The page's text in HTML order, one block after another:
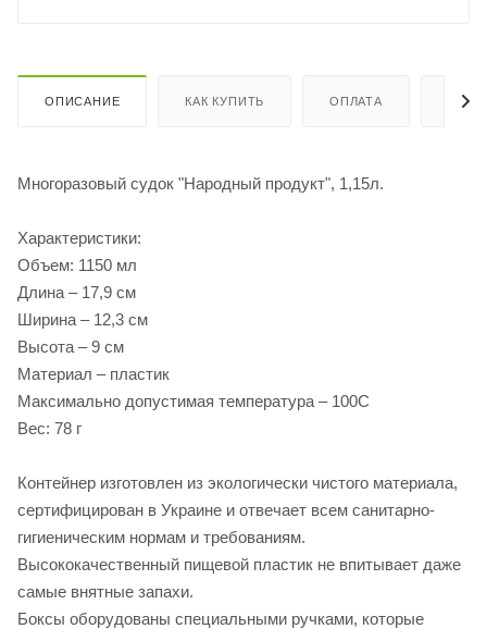
ОПИСАНИЕ КАК КУПИТЬ ОПЛАТА
Многоразовый судок "Народный продукт", 1,15л.
Характеристики:
Объем: 1150 мл
Длина – 17,9 см
Ширина – 12,3 см
Высота – 9 см
Материал – пластик
Максимально допустимая температура – 100С
Вес: 78 г
Контейнер изготовлен из экологически чистого материала,
сертифицирован в Украине и отвечает всем санитарно-
гигиеническим нормам и требованиям.
Высококачественный пищевой пластик не впитывает даже
самые внятные запахи.
Боксы оборудованы специальными ручками, которые